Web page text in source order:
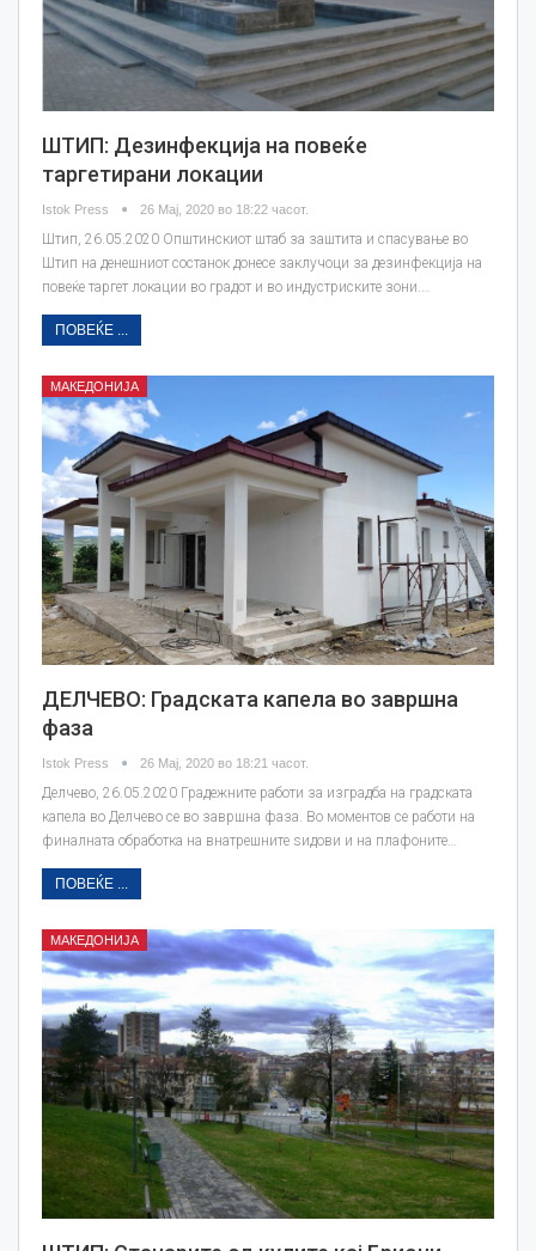
ШТИП: Дезинфекција на повеќе
таргетирани локации
Istok Press 26 Мај, 2020 во 18:22 часот.
Штип, 26.05.2020 Општинскиот штаб за заштита и спасување во
Штип на денешниот состанок донесе заклучоци за дезинфекција на
повеќе таргет локации во градот и во индустриските зони.…
ПОВЕЌЕ ...
МАКЕДОНИЈА
ДЕЛЧЕВО: Градската капела во завршна
фаза
Istok Press 26 Мај, 2020 во 18:21 часот.
Делчево, 26.05.2020 Градежните работи за изградба на градската
капела во Делчево се во завршна фаза. Во моментов се работи на
финалната обработка на внатрешните ѕидови и на плафоните…
ПОВЕЌЕ ...
МАКЕДОНИЈА